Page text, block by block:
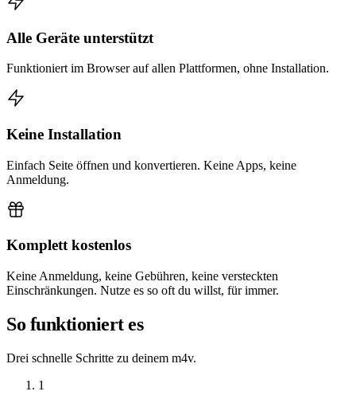
Alle Geräte unterstützt
Funktioniert im Browser auf allen Plattformen, ohne Installation.
Keine Installation
Einfach Seite öffnen und konvertieren. Keine Apps, keine
Anmeldung.
Komplett kostenlos
Keine Anmeldung, keine Gebühren, keine versteckten
Einschränkungen. Nutze es so oft du willst, für immer.
So funktioniert es
Drei schnelle Schritte zu deinem m4v.
1